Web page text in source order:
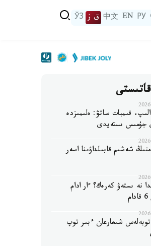
РУ
EN
中文 ق ز ЎЗ
قىمبات ساتۋ: ەلىمىزدە
جۇمىس ىستەيدى
شەشىم قابىلداۋىنا اسەر
نە ىستەۋ كەرەك؟ ءار ادام
توبەلەس شىعارعان ءبىر توپ